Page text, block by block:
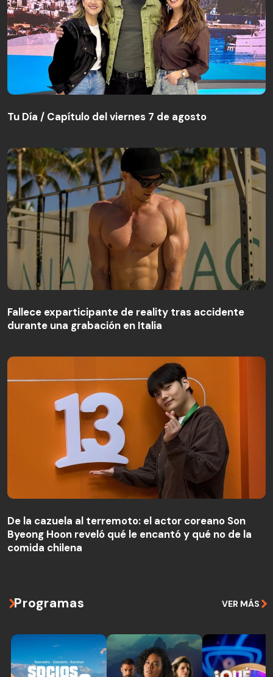
Tu Día / Capítulo del viernes 7 de agosto
Fallece exparticipante de reality tras accidente
durante una grabación en Italia
De la cazuela al terremoto: el actor coreano Son
Byeong Hoon reveló qué le encantó y qué no de la
comida chilena
Programas VER MÁS